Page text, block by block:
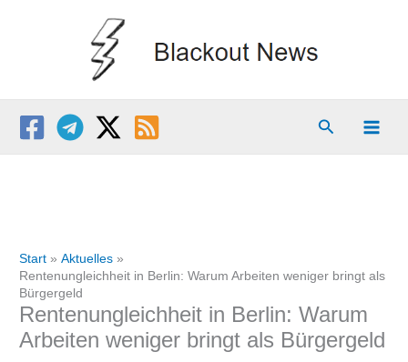
Suchen
Start
Aktuelles
Rentenungleichheit in Berlin: Warum Arbeiten weniger bringt als
Bürgergeld
Rentenungleichheit in Berlin: Warum
Arbeiten weniger bringt als Bürgergeld